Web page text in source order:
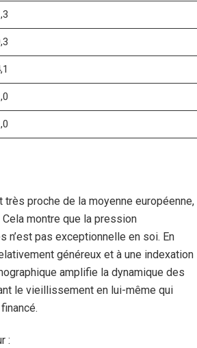
proche de la moyenne européenne,
montre que la pression
pas exceptionnelle en soi. En
généreux et à une indexation
amplifie la dynamique des
le vieillissement en lui-même qui
: